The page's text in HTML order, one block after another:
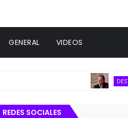
GENERAL VIDEOS
DESTACADAS
REDES SOCIALES